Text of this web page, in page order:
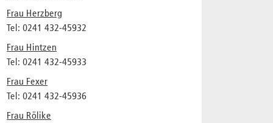
Frau Herzberg
Tel: 0241 432-45932
Frau Hintzen
Tel: 0241 432-45933
Frau Fexer
Tel: 0241 432-45936
Frau Rölike